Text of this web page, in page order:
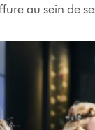
au sein de